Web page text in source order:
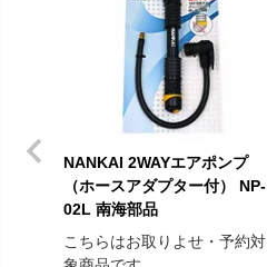
NANKAI 2WAYエアポンプ
（ホースアダプター付） NP-
02L 南海部品
こちらはお取りよせ・予約対